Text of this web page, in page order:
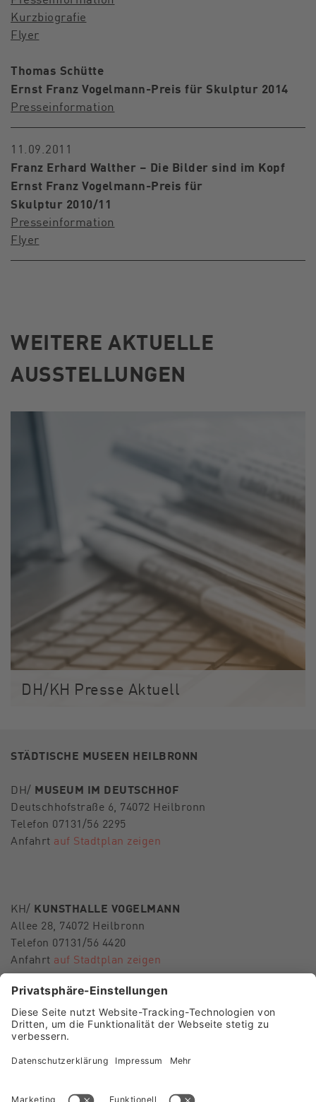
Kurzbiografie
Flyer
Thomas Schütte
Ernst Franz Vogelmann-Preis für Skulptur 2014
Presseinformation
11.09.2011
Franz Erhard Walther – Die Bilder sind im Kopf
Ernst Franz Vogelmann-Preis für
Skulptur 2010/11
Presseinformation
Flyer
WEITERE AKTUELLE
AUSSTELLUNGEN
DH/KH Presse Aktuell
STÄDTISCHE MUSEEN HEILBRONN
DH/ MUSEUM IM DEUTSCHHOF
Deutschhofstraße 6, 74072 Heilbronn
Telefon 07131/56 2295
Anfahrt auf Stadtplan zeigen
KH/ KUNSTHALLE VOGELMANN
Allee 28, 74072 Heilbronn
Telefon 07131/56 4420
Anfahrt auf Stadtplan zeigen
E-Mailmuseen-hn@heilbronn.de
FOLGEN SIE UNS